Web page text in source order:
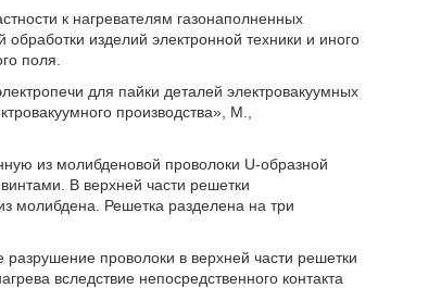
к нагревателям газонаполненных
изделий электронной техники и иного
поля.
для пайки деталей электровакуумных
производства», М.,
из молибденовой проволоки U-образной
В верхней части решетки
молибдена. Решетка разделена на три
разрушение проволоки в верхней части решетки
вследствие непосредственного контакта